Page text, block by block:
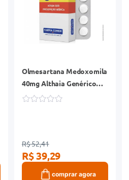
Olmesartana Medoxomila
40mg Althaia Genérico
Caixa 30 Comprimidos
R$ 52,41
R$ 39,29
comprar agora